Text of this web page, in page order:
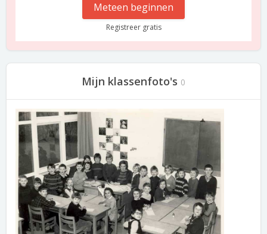
Meteen beginnen
Registreer gratis
Mijn klassenfoto's 0